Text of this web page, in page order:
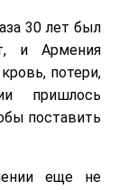
30 лет был
и Армения
потери,
пришлось
поставить
еще не